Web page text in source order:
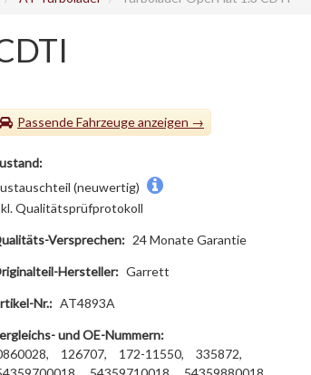
Passende Fahrzeuge
(neuwertig)
Qualitätsprüfprotokoll
Versprechen: 24 Monate Garantie
Hersteller: Garrett
Nr.: AT4893A
und OE-Nummern:
126707, 172-11550,
335872,